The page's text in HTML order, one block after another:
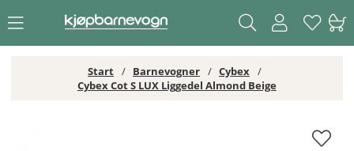
Start Barnevogner
Cybex
Cybex Cot S LUX Liggedel Almond Beige